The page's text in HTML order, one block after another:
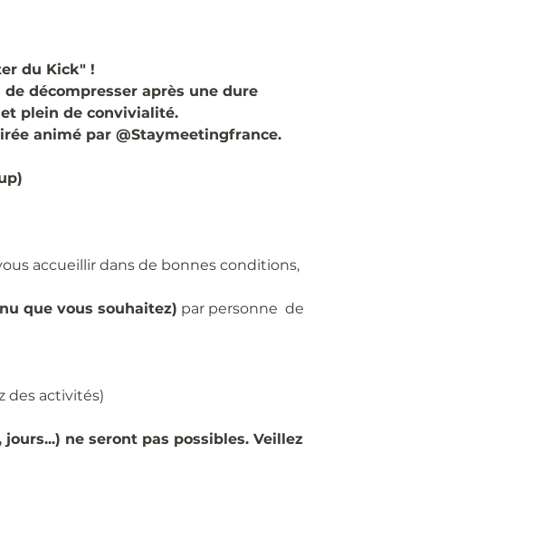
du Kick" !
décompresser après une dure
plein de convivialité.
animé par @Staymeetingfrance.
accueillir dans de bonnes conditions,
que vous souhaitez) par personne  de
des activités)
ne seront pas possibles. Veillez